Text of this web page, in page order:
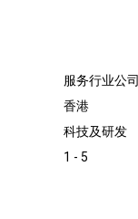
服务行业公司
香港
科技及研发
1 - 5